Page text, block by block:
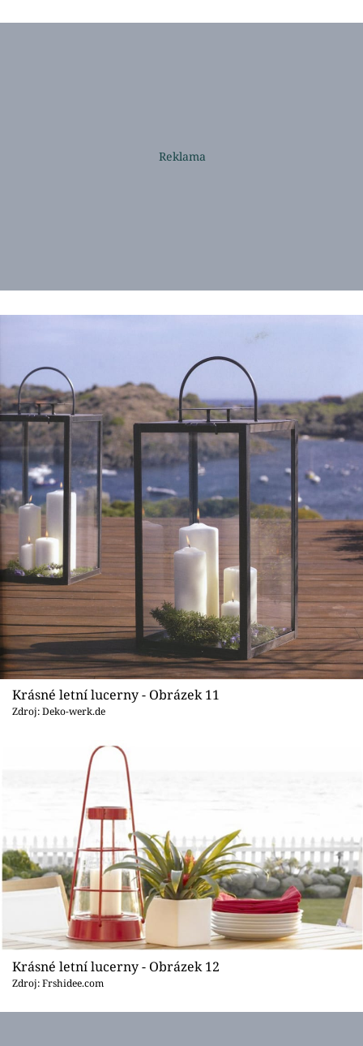
Krásné letní lucerny - Obrázek 11
Zdroj: Deko-werk.de
Krásné letní lucerny - Obrázek 12
Zdroj: Frshidee.com